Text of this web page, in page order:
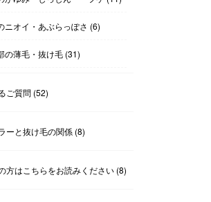
ニオイ・あぶらっぽさ (6)
の薄毛・抜け毛(31)
ご質問(52)
ーと抜け毛の関係(8)
方はこちらをお読みください(8)